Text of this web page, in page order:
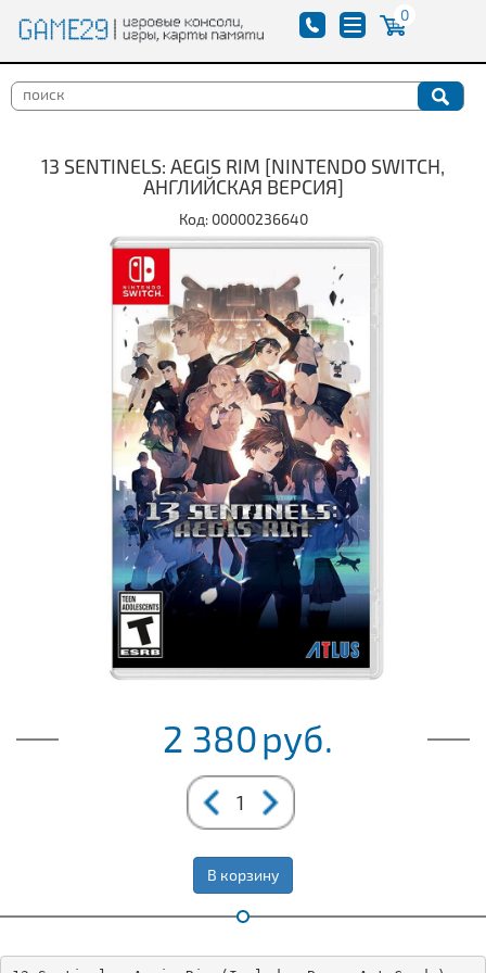
0
13 SENTINELS: AEGIS RIM [NINTENDO SWITCH,
АНГЛИЙСКАЯ ВЕРСИЯ]
Код: 00000236640
2 380руб.
В корзину